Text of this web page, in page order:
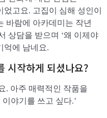
고요. 고집이 심해 성인이
바람에 아카데미는 작년
상담을 받으며 ‘왜 이제야
억에 남네요.
시작하게 되셨나요?
. 아주 매력적인 작품을
야기를 쓰고 싶다.’